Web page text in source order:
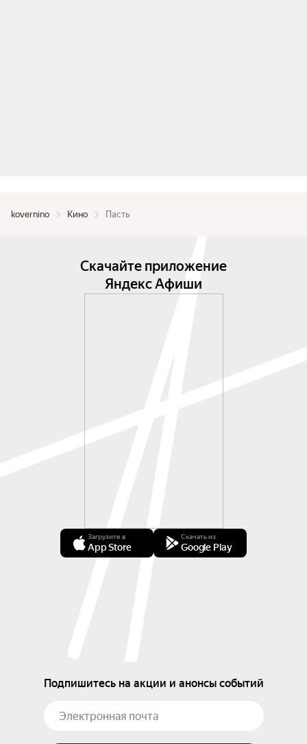
kovernino Кино Пасть
Скачайте приложение
Яндекс Афиши
Загрузите в
App Store
Скачать из
Google Play
Подпишитесь на акции и анонсы событий